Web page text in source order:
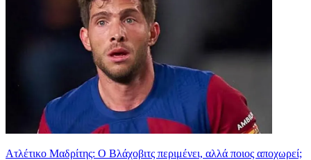
Ατλέτικο Μαδρίτης: Ο Βλάχοβιτς περιμένει, αλλά ποιος αποχωρεί;